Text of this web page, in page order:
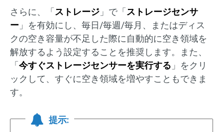
さらに、「 ストレージ 」で「 ストレージセンサ
ー 」を有効にし、毎日/毎週/毎月、またはディス
クの空き容量が不足した際に自動的に空き領域を
解放するよう設定することを推奨します。また、
「 今すぐストレージセンサーを実行する 」をクリ
ックして、すぐに空き領域を増やすこともできま
す。
提示: